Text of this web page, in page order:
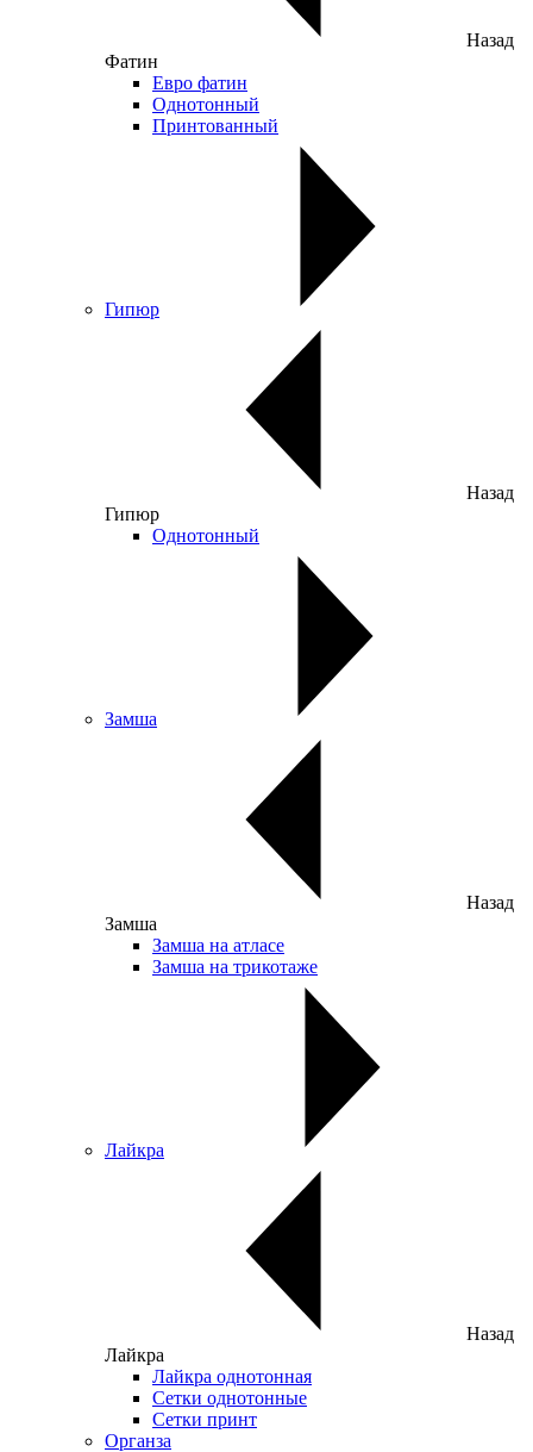
Назад
Фатин
Евро фатин
Однотонный
Принтованный
Гипюр
Назад
Гипюр
Однотонный
Замша
Назад
Замша
Замша на атласе
Замша на трикотаже
Лайкра
Назад
Лайкра
Лайкра однотонная
Сетки однотонные
Сетки принт
Органза